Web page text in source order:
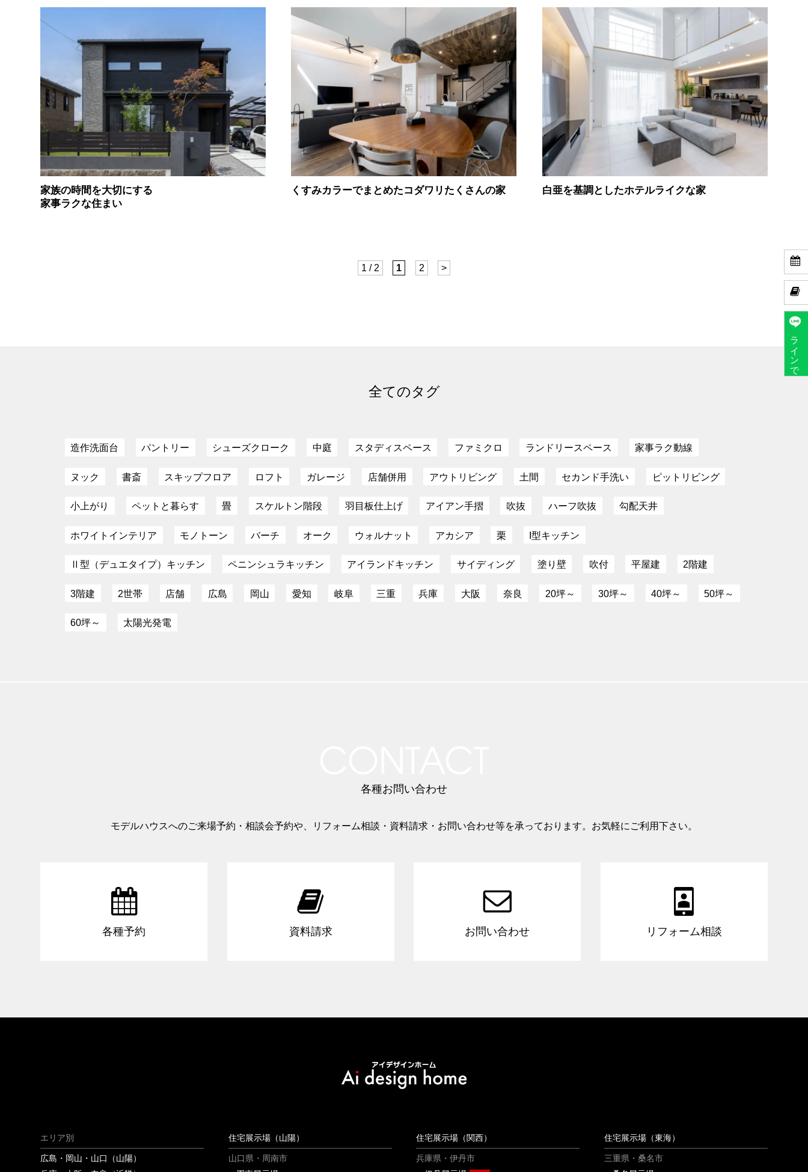


ラインで予約
家族の時間を大切にする
家事ラクな住まい
くすみカラーでまとめたコダワリたくさんの家 白亜を基調としたホテルライクな家
1 / 2 1 2 >
全てのタグ
造作洗面台 パントリー シューズクローク 中庭 スタディスペース ファミクロ ランドリースペース 家事ラク動線
ヌック 書斎 スキップフロア ロフト ガレージ 店舗併用 アウトリビング 土間 セカンド手洗い ピットリビング
小上がり ペットと暮らす 畳 スケルトン階段 羽目板仕上げ アイアン手摺 吹抜 ハーフ吹抜 勾配天井
ホワイトインテリア モノトーン バーチ オーク ウォルナット アカシア 栗 I型キッチン
Ⅱ型（デュエタイプ）キッチン ペニンシュラキッチン アイランドキッチン サイディング 塗り壁 吹付 平屋建 2階建
3階建 2世帯 店舗 広島 岡山 愛知 岐阜 三重 兵庫 大阪 奈良 20坪～ 30坪～ 40坪～ 50坪～
60坪～ 太陽光発電
各種お問い合わせ
モデルハウスへのご来場予約・相談会予約や、リフォーム相談・資料請求・お問い合わせ等を承っております。お気軽にご利用下さい。

各種予約

資料請求

お問い合わせ

リフォーム相談
エリア別
広島・岡山・山口（山陽）
住宅展示場（山陽）
山口県・周南市
住宅展示場（関西）
兵庫県・伊丹市
住宅展示場（東海）
三重県・桑名市